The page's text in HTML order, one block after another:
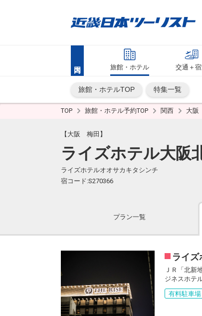
旅館・ホテル 交通＋
旅館・ホテルTOP 特集一覧
TOP 旅館・ホテル予約TOP 関西 大阪
【大阪 梅田】
ライズホテル大阪
ライズホテルオオサカキタシンチ
宿コード:S270366
プラン一覧
ライ
ＪＲ「北新
ジネスホテ
有料駐車場